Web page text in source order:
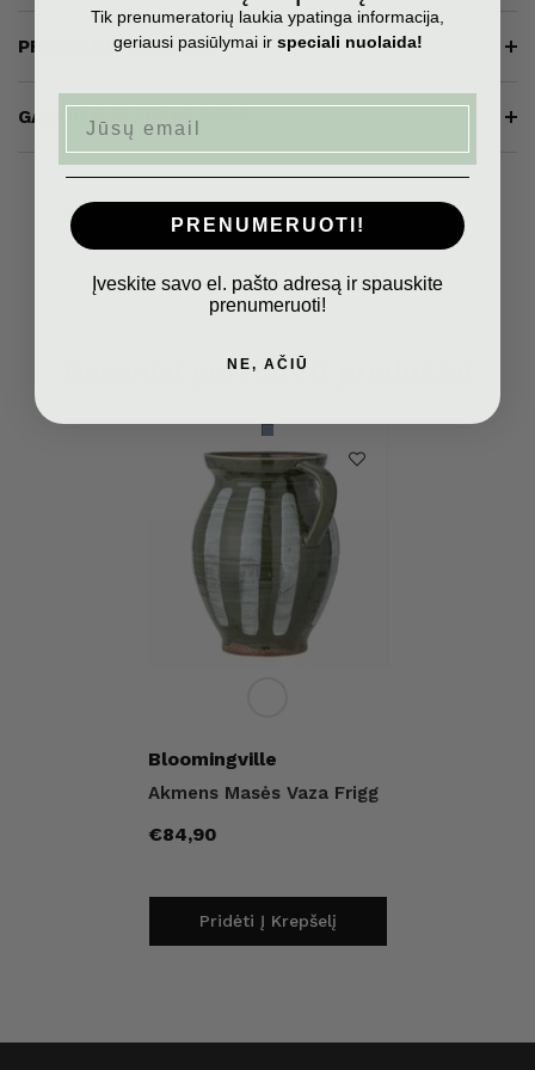
PREKĖS INFORMACIJA
GAMINTOJO APRAŠYMAS
Neseniai peržiūrėti produktai
Pardavėjas:
Bloomingville
Akmens Masės Vaza Frigg
Įprasta
€84,90
Pridėti Į Krepšelį
Tik prenumeratorių laukia ypatinga informacija,
geriausi pasiūlymai ir speciali nuolaida!
PRENUMERUOTI!
Įveskite savo el. pašto adresą ir spauskite
prenumeruoti!
NE, AČIŪ